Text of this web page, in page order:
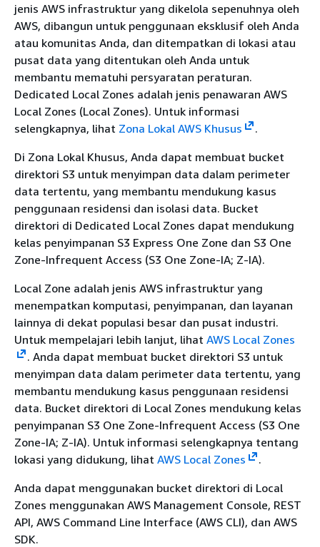
jenis AWS infrastruktur yang dikelola sepenuhnya oleh
AWS, dibangun untuk penggunaan eksklusif oleh Anda
atau komunitas Anda, dan ditempatkan di lokasi atau
pusat data yang ditentukan oleh Anda untuk
membantu mematuhi persyaratan peraturan.
Dedicated Local Zones adalah jenis penawaran AWS
Local Zones (Local Zones). Untuk informasi
selengkapnya, lihat Zona Lokal AWS Khusus
.
Di Zona Lokal Khusus, Anda dapat membuat bucket
direktori S3 untuk menyimpan data dalam perimeter
data tertentu, yang membantu mendukung kasus
penggunaan residensi dan isolasi data. Bucket
direktori di Dedicated Local Zones dapat mendukung
kelas penyimpanan S3 Express One Zone dan S3 One
Zone-Infrequent Access (S3 One Zone-IA; Z-IA).
Local Zone adalah jenis AWS infrastruktur yang
menempatkan komputasi, penyimpanan, dan layanan
lainnya di dekat populasi besar dan pusat industri.
Untuk mempelajari lebih lanjut, lihat AWS Local Zones
. Anda dapat membuat bucket direktori S3 untuk
menyimpan data dalam perimeter data tertentu, yang
membantu mendukung kasus penggunaan residensi
data. Bucket direktori di Local Zones mendukung kelas
penyimpanan S3 One Zone-Infrequent Access (S3 One
Zone-IA; Z-IA). Untuk informasi selengkapnya tentang
lokasi yang didukung, lihat AWS Local Zones
.
Anda dapat menggunakan bucket direktori di Local
Zones menggunakan AWS Management Console, REST
API, AWS Command Line Interface (AWS CLI), dan AWS
SDK.